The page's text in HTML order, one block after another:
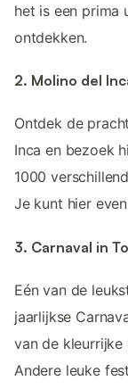
het is een prima
ontdekken.
2. Molino del
Ontdek de
Inca en bezoek
1000
Je kunt hier
3. Carnaval in
Eén van de
jaarlijkse
van de kleurrijke
Andere leuke